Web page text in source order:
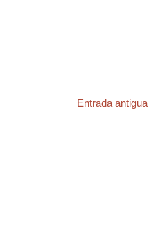
Entrada antigua